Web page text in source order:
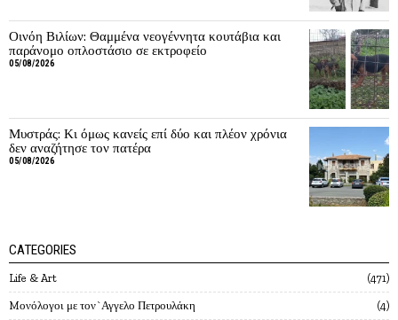
Οινόη Βιλίων: Θαμμένα νεογέννητα κουτάβια και
παράνομο οπλοστάσιο σε εκτροφείο
05/08/2026
Μυστράς: Κι όμως κανείς επί δύο και πλέον χρόνια
δεν αναζήτησε τον πατέρα
05/08/2026
CATEGORIES
Life & Art 471
Mονόλογοι με τον`Αγγελο Πετρουλάκη 4